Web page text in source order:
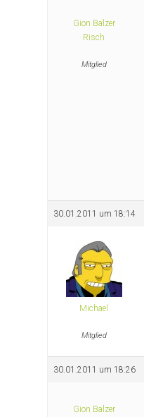
Gion Balzer
Risch
Mitglied
30.01.2011 um 18:14
Michael
Mitglied
30.01.2011 um 18:26
Gion Balzer